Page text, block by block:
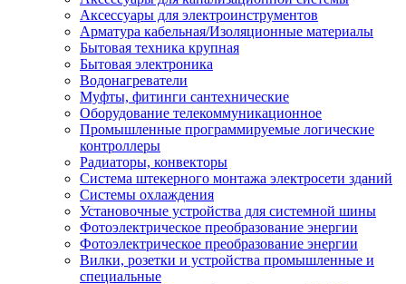
Аксессуары для электроинструментов
Арматура кабельная/Изоляционные материалы
Бытовая техника крупная
Бытовая электроника
Водонагреватели
Муфты, фитинги сантехнические
Оборудование телекоммуникационное
Промышленные программируемые логические
контроллеры
Радиаторы, конвекторы
Система штекерного монтажа электросети зданий
Системы охлаждения
Установочные устройства для системной шины
Фотоэлектрическое преобразование энергии
Фотоэлектрическое преобразование энергии
Вилки, розетки и устройства промышленные и
специальные